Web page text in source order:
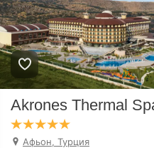
Akrones Thermal
Афьон, Турция